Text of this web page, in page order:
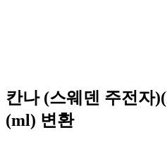
칸나 (스웨덴 주전자
(ml) 변환